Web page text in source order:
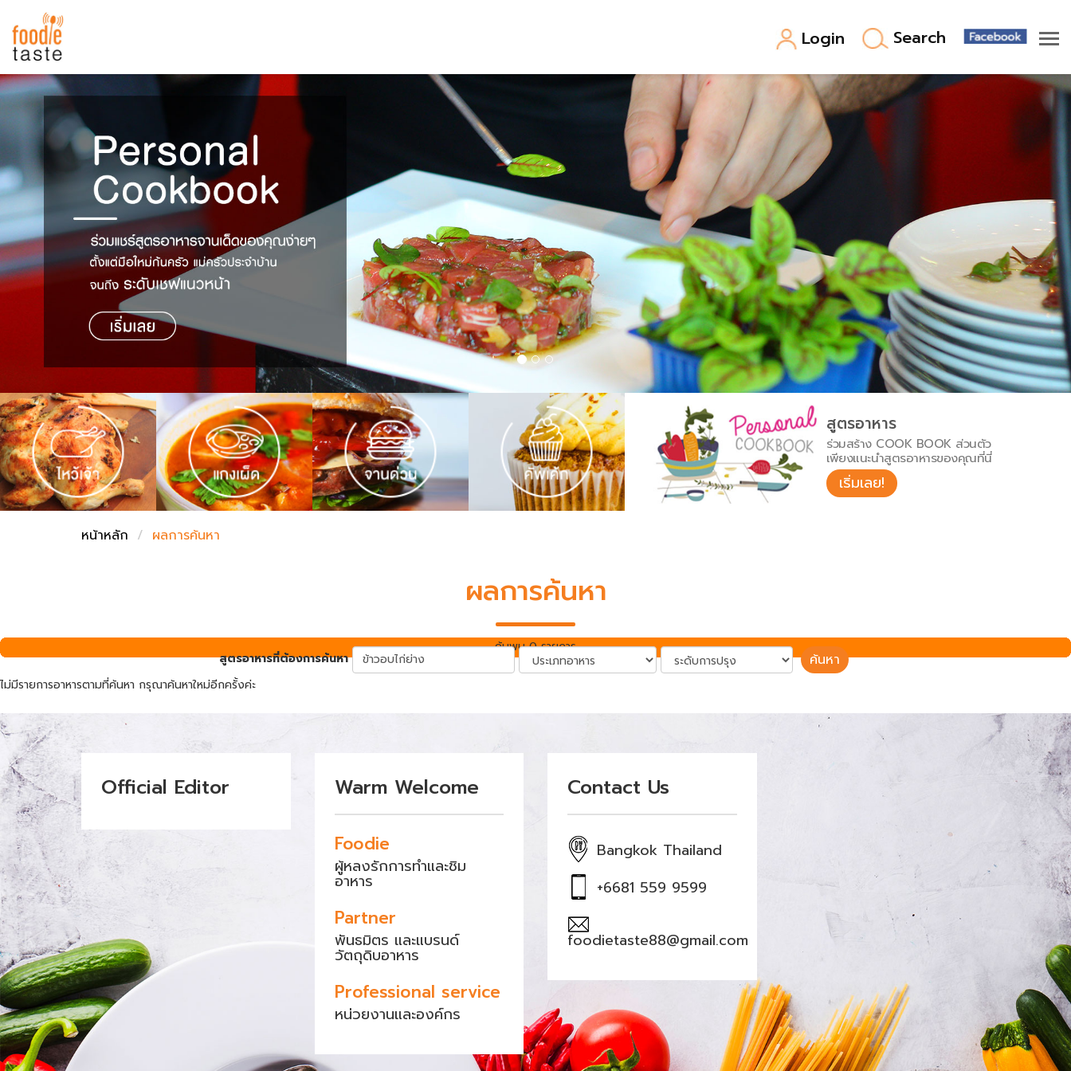
Login Search
สูตรอาหาร
สูตรอาหารล่าสุด
Top Foodie
พาไปชิม
สารพันก้นครัว
เคล็ดลับน่ารู้
เปรียบเทียบหน่วยการตวง
เปรียบเทียบอุณหภูมิ
เปรียบเทียบน้ำหนักวัตถุดิบ
ชั่งตวงเนย
FoodPedia
สร้าง Cookbook
สูตรอาหาร
ร่วมสร้าง COOK BOOK ส่วนตัว
เพียงแนะนำสูตรอาหารของคุณที่นี่
เริ่มเลย!
หน้าหลัก ผลการค้นหา
ผลการค้นหา
สูตรอาหารที่ต้องการค้นหา ค้นหา
ไม่มีรายการอาหารตามที่ค้นหา กรุณาค้นหาใหม่อีกครั้งค่ะ
ค้นพบ 0 รายการ
Official Editor Warm Welcome
Foodie
ผู้หลงรักการทำและชิม
อาหาร
Partner
พันธมิตร และแบรนด์
วัตถุดิบอาหาร
Professional service
หน่วยงานและองค์กร
Contact Us
Bangkok Thailand
+6681 559 9599
foodietaste88@gmail.com